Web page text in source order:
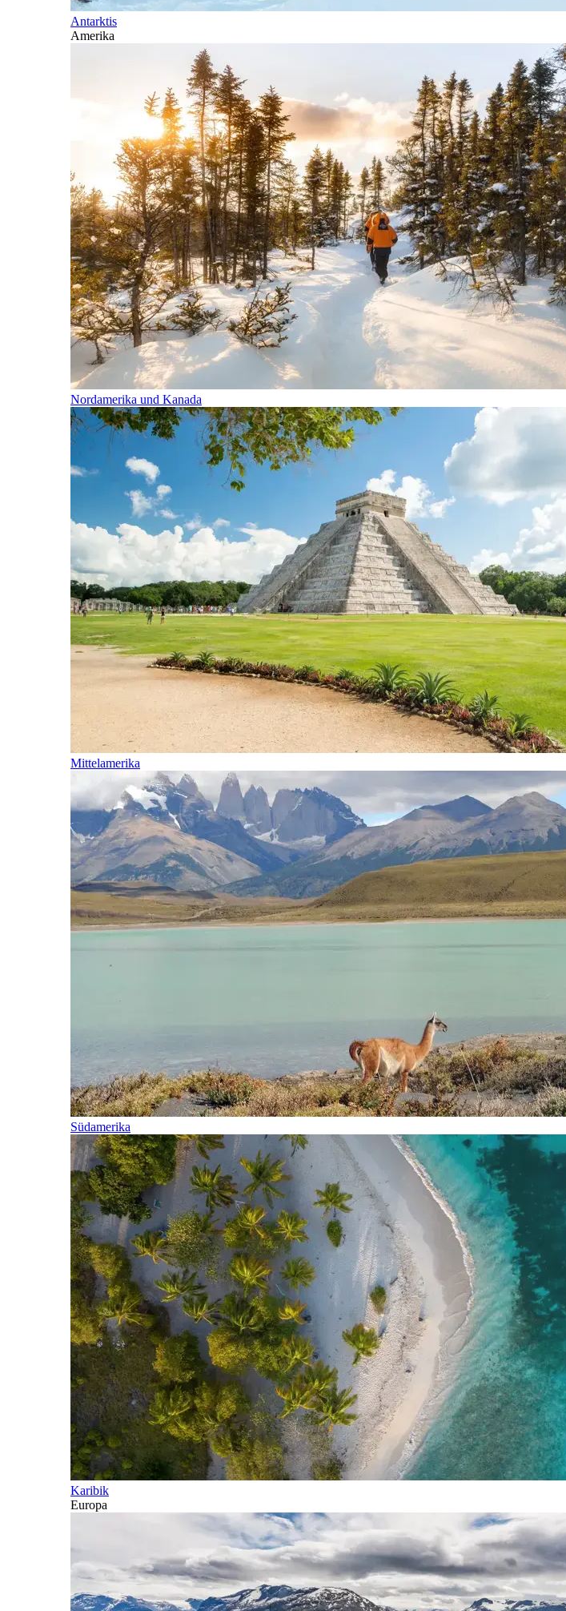
Antarktis
Amerika
Nordamerika und Kanada
Mittelamerika
Südamerika
Karibik
Europa